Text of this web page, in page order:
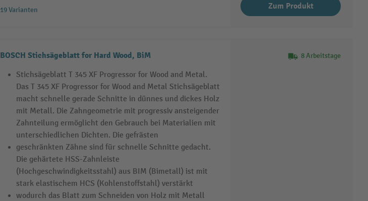
19 Varianten Zum Produkt
BOSCH Stichsägeblatt for Hard Wood, BiM
Stichsägeblatt T 345 XF Progressor for Wood and Metal.
Das T 345 XF Progressor for Wood and Metal Stichsägeblatt
macht schnelle gerade Schnitte in dünnes und dickes Holz
mit Metall. Die Zahngeometrie mit progressiv ansteigender
Zahnteilung ermöglicht den Gebrauch bei Materialien mit
unterschiedlichen Dichten. Die gefrästen
geschränkten Zähne sind für schnelle Schnitte gedacht.
Die gehärtete HSS-Zahnleiste
(Hochgeschwindigkeitsstahl) aus BIM (Bimetall) ist mit
stark elastischem HCS (Kohlenstoffstahl) verstärkt
wodurch das Blatt zum Schneiden von Holz mit Metall
8 Arbeitstage